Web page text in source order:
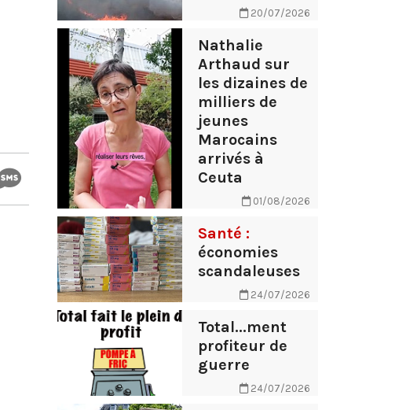
20/07/2026
Nathalie
Arthaud sur
les dizaines de
milliers de
jeunes
Marocains
arrivés à
Ceuta
01/08/2026
Santé :
économies
scandaleuses
24/07/2026
Total...ment
profiteur de
guerre
24/07/2026